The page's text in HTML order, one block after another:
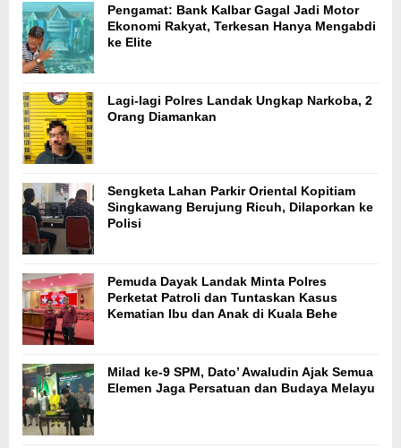
Pengamat: Bank Kalbar Gagal Jadi Motor
Ekonomi Rakyat, Terkesan Hanya Mengabdi
ke Elite
Lagi-lagi Polres Landak Ungkap Narkoba, 2
Orang Diamankan
Sengketa Lahan Parkir Oriental Kopitiam
Singkawang Berujung Ricuh, Dilaporkan ke
Polisi
Pemuda Dayak Landak Minta Polres
Perketat Patroli dan Tuntaskan Kasus
Kematian Ibu dan Anak di Kuala Behe
Milad ke-9 SPM, Dato’ Awaludin Ajak Semua
Elemen Jaga Persatuan dan Budaya Melayu